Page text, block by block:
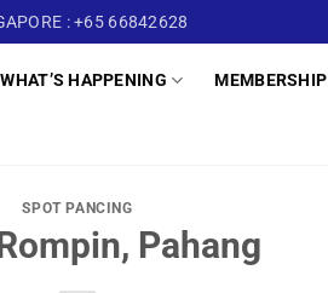
: +65 66842628
WHAT’S HAPPENING MEMBERSHIP
SPOT PANCING
Pahang